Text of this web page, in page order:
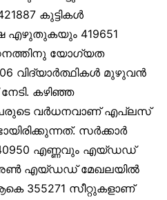
കുട്ടികൾ
419651
യോഗ്യത
വിദ്യാർത്ഥികൾ മുഴുവൻ
കഴിഞ്ഞ
വർധനവാണ് എപ്ലസ്
സർക്കാർ
എണ്ണവും എയ്ഡഡ്
അൺ എയ്ഡഡ് മേഖലയിൽ
355271 സീറ്റുകളാണ്